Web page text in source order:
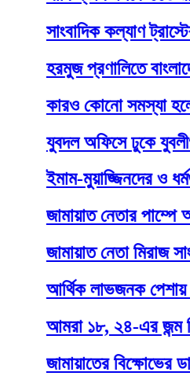
সাংবাদিক কল্যাণ ট্রাস্টের
হরমুজ প্রণালিতে
কারও কোনো সমস্যা হলে
যুবদল অফিসে ঢুকে যুবলীগ
ইমাম-মুয়াজ্জিনদের ও
জামায়াত নেতার পাম্পে
জামায়াত নেতা মিরাজ
আর্থিক লাভজনক পেশায়
আমরা ১৮, ২৪-এর জন্ম
জামায়াতের বিক্ষোভের ডাক